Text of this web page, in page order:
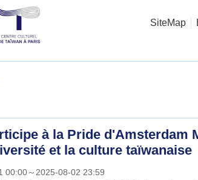
SiteMap
à la Pride d'Amsterdam
et la culture taïwanaise
00:00～2025-08-02 23:59